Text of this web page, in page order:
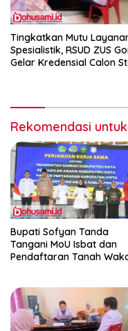
Tingkatkan Mutu
Spesialistik, RSUD ZUS
Gelar Kredensial Calon
Rekomendasi
Bupati Sofyan Tanda
Tangani MoU Isbat dan
Pendaftaran Tanah